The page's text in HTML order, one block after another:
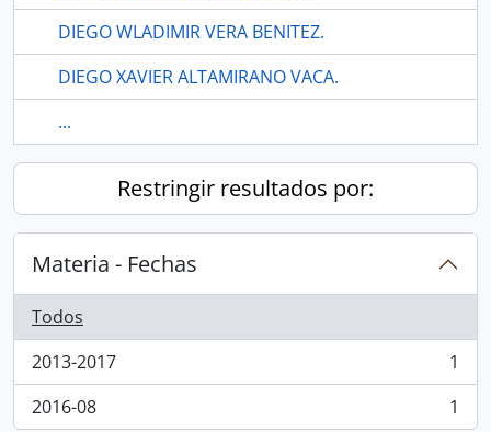
DIEGO WLADIMIR VERA BENITEZ.
DIEGO XAVIER ALTAMIRANO VACA.
...
Restringir resultados por:
Materia - Fechas
Todos
2013-2017
, 1 resultados
1
2016-08
, 1 resultados 1